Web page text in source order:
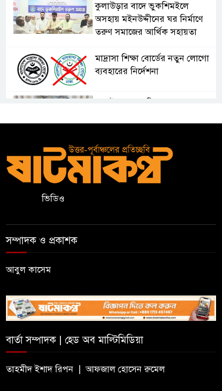
কুলাউড়ার বাদে ভুকশিমইলে
অসহায় মইনউদ্দীনের ঘর নির্মাণে
তরুণ সমাজের আর্থিক সহায়তা
মাদ্রাসা শিক্ষা বোর্ডের নতুন লোগো
ব্যবহারের নির্দেশনা
কুলাউড়ার ভাটেরা স্টেশন বাজারে
বিট পুলিশিং সভা অনুষ্ঠিত
নেতাকে অব্যাহতি
সিলেটে সিভিটেক বিল্ডার্সে বিভিন্ন
পদে জনবল নিয়োগ
হাই কমিশনের কর্মকর্তা পরিচয়ে
ভারতীয় হাই কমিশন
ভিডিও
সম্পাদক ও প্রকাশক
আবুল কাসেম
বার্তা সম্পাদক | হেড অব মাল্টিমিডিয়া
তাহমীদ ইশাদ রিপন | আফজাল হোসেন রুমেল